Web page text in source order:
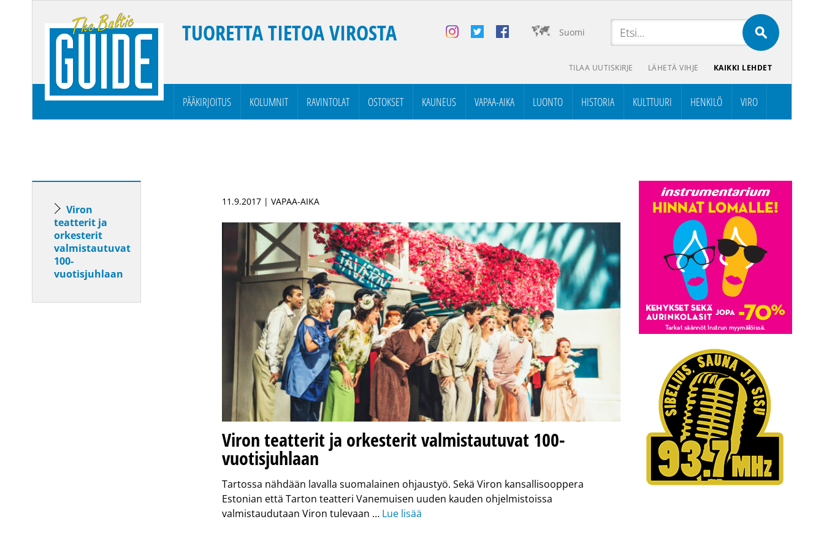
Suomi
TUORETTA TIETOA VIROSTA
TILAA UUTISKIRJE LÄHETÄ VIHJE KAIKKI LEHDET
PÄÄKIRJOITUS KOLUMNIT RAVINTOLAT OSTOKSET KAUNEUS VAPAA-AIKA LUONTO HISTORIA KULTTUURI HENKILÖ VIRO
Viron
teatterit ja
orkesterit
valmistautuvat
100-
vuotisjuhlaan
11.9.2017 | VAPAA-AIKA
Viron teatterit ja orkesterit valmistautuvat 100-
vuotisjuhlaan
Tartossa nähdään lavalla suomalainen ohjaustyö. Sekä Viron kansallisooppera
Estonian että Tarton teatteri Vanemuisen uuden kauden ohjelmistoissa
valmistaudutaan Viron tulevaan … Lue lisää